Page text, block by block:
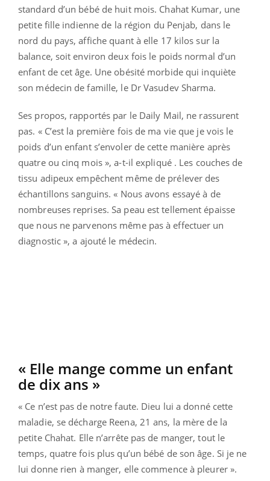
standard d’un bébé de huit mois. Chahat Kumar, une
petite fille indienne de la région du Penjab, dans le
nord du pays, affiche quant à elle 17 kilos sur la
balance, soit environ deux fois le poids normal d’un
enfant de cet âge. Une obésité morbide qui inquiète
son médecin de famille, le Dr Vasudev Sharma.
Ses propos, rapportés par le Daily Mail, ne rassurent
pas. « C’est la première fois de ma vie que je vois le
poids d’un enfant s’envoler de cette manière après
quatre ou cinq mois », a-t-il expliqué . Les couches de
tissu adipeux empêchent même de prélever des
échantillons sanguins. « Nous avons essayé à de
nombreuses reprises. Sa peau est tellement épaisse
que nous ne parvenons même pas à effectuer un
diagnostic », a ajouté le médecin.
« Elle mange comme un enfant
de dix ans »
« Ce n’est pas de notre faute. Dieu lui a donné cette
maladie, se décharge Reena, 21 ans, la mère de la
petite Chahat. Elle n’arrête pas de manger, tout le
temps, quatre fois plus qu’un bébé de son âge. Si je ne
lui donne rien à manger, elle commence à pleurer ».